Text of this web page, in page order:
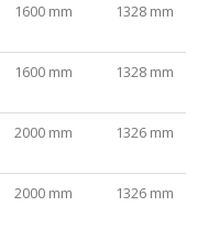
1600 mm 1328 mm
1600 mm 1328 mm
2000 mm 1326 mm
2000 mm 1326 mm